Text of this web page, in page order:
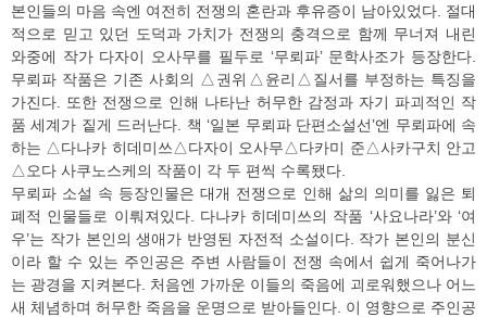
본인들의 마음 속엔 여전히 전쟁의 혼란과 후유증이 남아있었다. 절대
적으로 믿고 있던 도덕과 가치가 전쟁의 충격으로 함께 무너져 내린
와중에 작가 다자이 오사무를 필두로 ‘무뢰파’ 문학사조가 등장한다.
무뢰파 작품은 기존 사회의 △권위△윤리△질서를 부정하는 특징을
가진다. 또한 전쟁으로 인해 나타난 허무한 감정과 자기 파괴적인 작
품 세계가 짙게 드러난다. 책 ‘일본 무뢰파 단편소설선’엔 무뢰파에 속
하는 △다나카 히데미쓰△다자이 오사무△다카미 준△사카구치 안고
△오다 사쿠노스케의 작품이 각 두 편씩 수록됐다.
무뢰파 소설 속 등장인물은 대개 전쟁으로 인해 삶의 의미를 잃은 퇴
폐적 인물들로 이뤄져있다. 다나카 히데미쓰의 작품 ‘사요나라’와 ‘여
우’는 작가 본인의 생애가 반영된 자전적 소설이다. 작가 본인의 분신
이라 할 수 있는 주인공은 주변 사람들이 전쟁 속에서 쉽게 죽어나가
는 광경을 지켜본다. 처음엔 가까운 이들의 죽음에 괴로워했으나 어느
새 체념하며 허무한 죽음을 운명으로 받아들인다. 이 영향으로 주인공